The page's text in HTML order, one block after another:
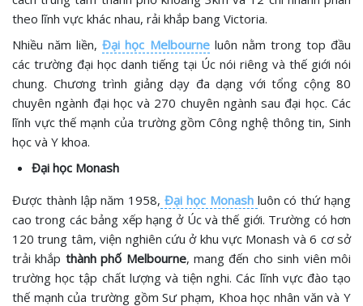
theo lĩnh vực khác nhau, rải khắp bang Victoria.
Nhiều năm liền,Đại học Melbourneluôn nằm trong top đầu
các trường đại học danh tiếng tại Úc nói riêng và thế giới nói
chung. Chương trình giảng dạy đa dạng với tổng cộng 80
chuyên ngành đại học và 270 chuyên ngành sau đại học. Các
lĩnh vực thế mạnh của trường gồm Công nghệ thông tin, Sinh
học và Y khoa.
Đại học Monash
Được thành lập năm 1958, Đại học Monash luôn có thứ hạng
cao trong các bảng xếp hạng ở Úc và thế giới. Trường có hơn
120 trung tâm, viện nghiên cứu ở khu vực Monash và 6 cơ sở
trải khắp thành phố Melbourne, mang đến cho sinh viên môi
trường học tập chất lượng và tiện nghi. Các lĩnh vực đào tạo
thế mạnh của trường gồm Sư phạm, Khoa học nhân văn và Y